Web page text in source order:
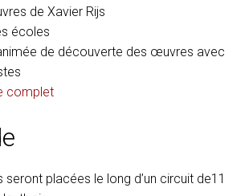
de Xavier Rijs
écoles
de découverte des œuvres avec
complet
placées le long d’un circuit de11